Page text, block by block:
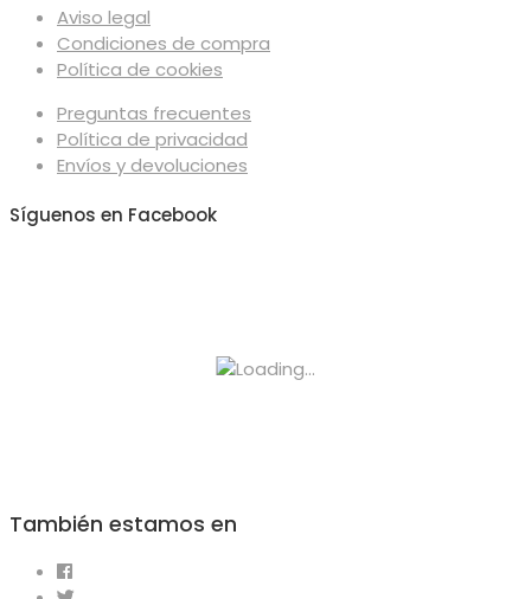
Aviso legal
Condiciones de compra
Política de cookies
Preguntas frecuentes
Política de privacidad
Envíos y devoluciones
Síguenos en Facebook
También estamos en